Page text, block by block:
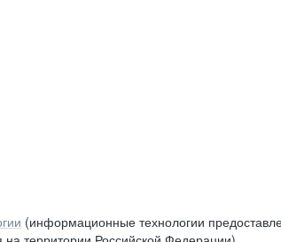
(информационные технологии